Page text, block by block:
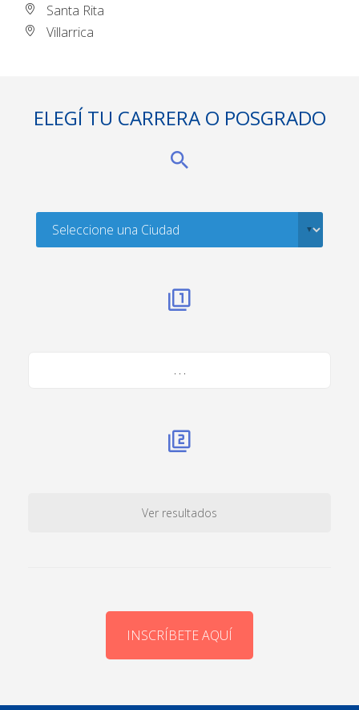
Santa Rita
Villarrica
ELEGÍ TU CARRERA O POSGRADO
. . .
Ver resultados
INSCRÍBETE AQUÍ